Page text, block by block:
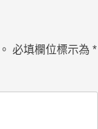
必填欄位標示為 *